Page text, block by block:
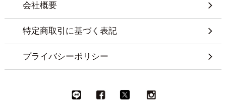
会社概要
特定商取引に基づく表記
プライバシーポリシー